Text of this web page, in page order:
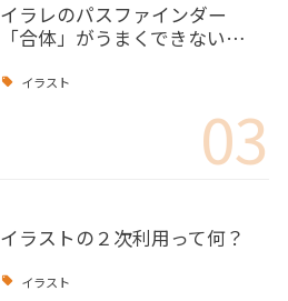
イラレのパスファインダー
「合体」がうまくできない…
イラスト
03
イラストの２次利用って何？
イラスト